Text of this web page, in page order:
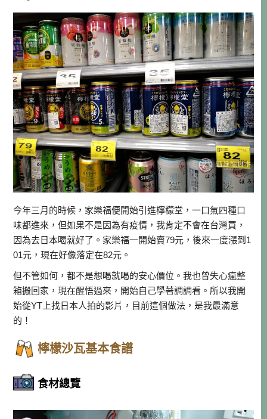
今年三月的時候，家樂福便開始引進檸檬堂，一口氣四種口
味都進來，但如果不是因為有疫情，我肯定不會在台灣買，
因為去日本喝就好了。家樂福一開始賣79元，後來一度漲到1
01元，現在好像落定在82元。
但不管如何，都不是想喝就喝的安心價位。我也曾失心瘋整
箱搬回家，現在醒悟過來，開始自己學著調調看。所以我開
始從YT上找日本人拍的影片，目前這個做法，是我最滿意
的！
檸檬沙瓦基本食譜
食材總覽